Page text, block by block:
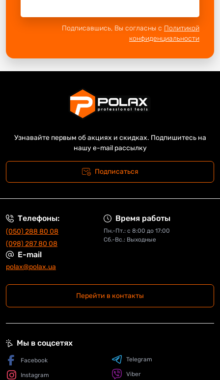
Подписавшись, Вы согласны с Политикой
конфиденциальности
Узнавайте первым об акциях и скидках. Подпишитесь на
нашу e-mail рассылку
Подписаться
Телефоны:
(050) 288 80 08
(098) 287 80 08
Время работы
Пн.-Пт.: с 8:00 до 17:00
Сб.-Вс.: Выходные
E-mail
polax@polax.ua
Перейти в контакты
Мы в соцсетях
Facebook
Instagram
Telegram
Viber